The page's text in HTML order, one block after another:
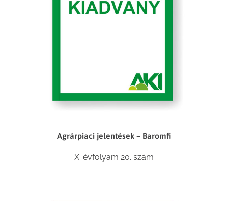
Agrárpiaci jelentések – Baromfi
X. évfolyam 20. szám